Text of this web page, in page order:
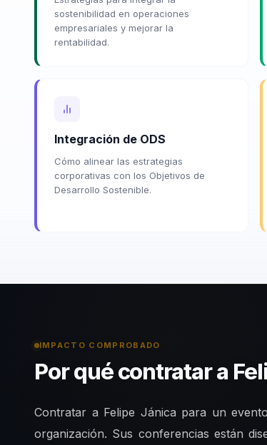
sostenibilidad en operaciones
empresariales y mejorar la
rentabilidad.
Integración de ODS
Cómo alinear las estrategias
corporativas con los Objetivos de
Desarrollo Sostenible.
IMPACTO COMPROBADO
Por qué contratar a
Contratar a Felipe Jánica para un
organización. Sus conferencias están